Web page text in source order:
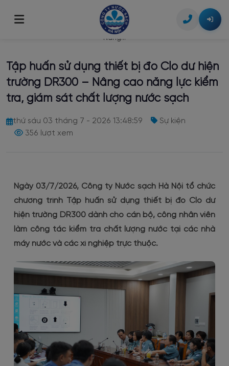
Giới thiệu chung
Tầm nhìn & Sứ mệnh
Lịch sử hình thành
Tin tức
Dịch vụ khách hàng
Lịch tạm ngừng cấp nước
Lắp đặt đồng hồ nước
Di dời, thay đổi đường ống cấp nước
Thay đồng hồ đo nước
Kiểm tra, kiểm định đồng hồ đo nước
Tạm ngưng/Mở lại nguồn cấp nước
Thay đổi thông tin/Ký lại hợp đồng
Hình thức thanh toán
Thông tin giá nước
Đóng góp ý kiến
Công bố thông tin
Trang chủ
Tập huấn sử dụng thiết bị đo Clo dư hiện trường DR300 –
Nâng...
Tập huấn sử dụng thiết bị đo Clo dư hiện
trường DR300 – Nâng cao năng lực kiểm
tra, giám sát chất lượng nước sạch
thứ sáu 03 tháng 7 - 2026 13:48:59
Sự kiện
356 lượt xem
Ngày 03/7/2026, Công ty Nước sạch Hà Nội tổ chức
chương trình Tập huấn sử dụng thiết bị đo Clo dư
hiện trường DR300 dành cho cán bộ, công nhân viên
làm công tác kiểm tra chất lượng nước tại các nhà
máy nước và các xí nghiệp trực thuộc.